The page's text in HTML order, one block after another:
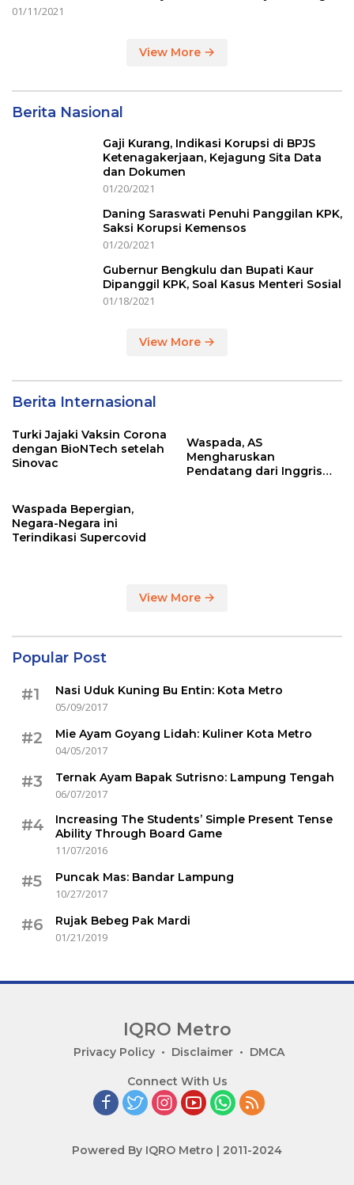
01/11/2021
View More
Berita Nasional
Gaji Kurang, Indikasi Korupsi di BPJS
Ketenagakerjaan, Kejagung Sita Data
dan Dokumen
01/20/2021
Daning Saraswati Penuhi Panggilan KPK,
Saksi Korupsi Kemensos
01/20/2021
Gubernur Bengkulu dan Bupati Kaur
Dipanggil KPK, Soal Kasus Menteri Sosial
01/18/2021
View More
Berita Internasional
Turki Jajaki Vaksin Corona
dengan BioNTech setelah
Sinovac
Waspada, AS
Mengharuskan
Pendatang dari Inggris
Waspada Bepergian,
Negara-Negara ini
Terindikasi Supercovid
View More
Popular Post
#1
Nasi Uduk Kuning Bu Entin: Kota Metro
05/09/2017
#2
Mie Ayam Goyang Lidah: Kuliner Kota Metro
04/05/2017
#3
Ternak Ayam Bapak Sutrisno: Lampung Tengah
06/07/2017
#4
Increasing The Students’ Simple Present Tense
Ability Through Board Game
11/07/2016
#5
Puncak Mas: Bandar Lampung
10/27/2017
#6
Rujak Bebeg Pak Mardi
01/21/2019
IQRO Metro
Privacy Policy Disclaimer DMCA
Connect With Us
Powered By IQRO Metro | 2011-2024